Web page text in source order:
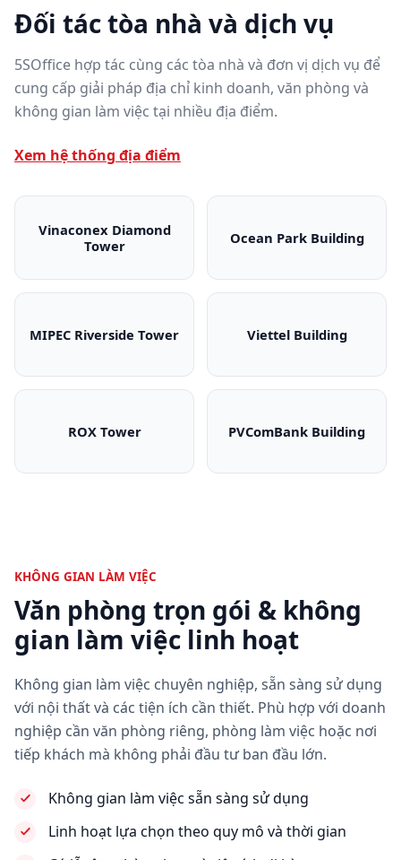
Đối tác tòa nhà và dịch vụ
5SOffice hợp tác cùng các tòa nhà và đơn vị dịch vụ để
cung cấp giải pháp địa chỉ kinh doanh, văn phòng và
không gian làm việc tại nhiều địa điểm.
Xem hệ thống địa điểm
Vinaconex Diamond
TowerVinaconex Diamond Tower
Ocean Park Building
Ocean Park
MIPEC Riverside Tower
MIPEC Riverside Tower
Viettel Building
Viettel Building
ROX Tower
ROX Tower
PVComBank Building
PVComBank
KHÔNG GIAN LÀM VIỆC
Văn phòng trọn gói & không
gian làm việc linh hoạt
Không gian làm việc chuyên nghiệp, sẵn sàng sử dụng
với nội thất và các tiện ích cần thiết. Phù hợp với doanh
nghiệp cần văn phòng riêng, phòng làm việc hoặc nơi
tiếp khách mà không phải đầu tư ban đầu lớn.
Không gian làm việc sẵn sàng sử dụng
Linh hoạt lựa chọn theo quy mô và thời gian